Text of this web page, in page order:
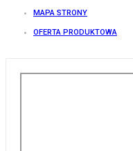
MAPA STRONY
OFERTA PRODUKTOWA